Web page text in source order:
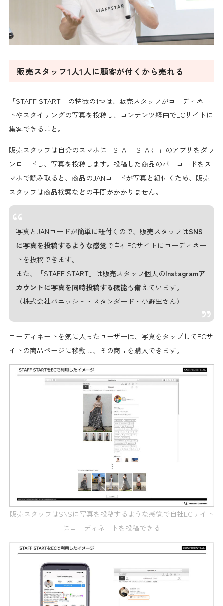
販売スタッフ1人1人に顧客が付くから売れる
「STAFF START」の特徴の1つは、 販売スタッフがコーディネー
トやスタイリングの写真を投稿し、コンテンツ経由でECサイトに
集客できること。
販売スタッフは自分のスマホに「STAFF START」のアプリをダウ
ンロードし、写真を投稿します。投稿した商品のバーコードをス
マホで読み取ると、商品のJANコードが写真と紐付くため、販売
スタッフは商品検索などの手間がかかりません。
写真とJANコードが簡単に紐付くので、販売スタッフはSNS
に写真を投稿するような感覚で自社ECサイトにコーディネー
トを投稿できます。
また、「STAFF START」は販売スタッフ個人のInstagramア
カウントに写真を同時投稿する機能も備えています。
（株式会社バニッシュ・スタンダード・小野里さん）
コーディネートを気に入ったユーザーは、写真をタップしてECサ
イトの商品ページに移動し、その商品を購入できます。
販売スタッフはSNSに写真を投稿するような感覚で自社ECサイト
にコーディネートを投稿できる